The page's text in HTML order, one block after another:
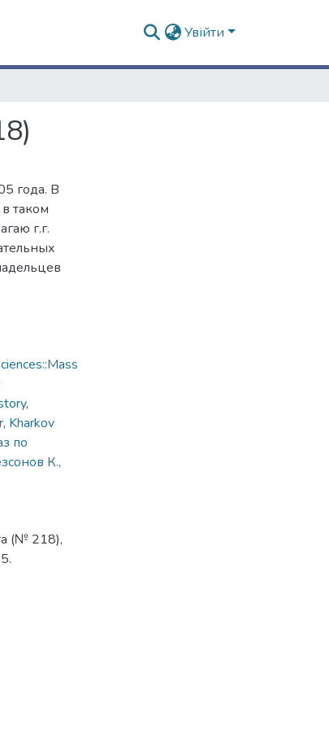
Увійти
года. В
таком
г.г.
,
, Kharkov
по
К.,
(№ 218),